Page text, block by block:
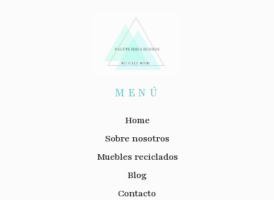
MENÚ
Home
Sobre nosotros
Muebles reciclados
Blog
Contacto